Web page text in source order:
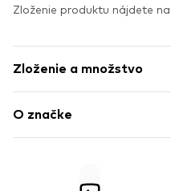
Zloženie produktu nájdete
Zloženie a množstvo
O značke